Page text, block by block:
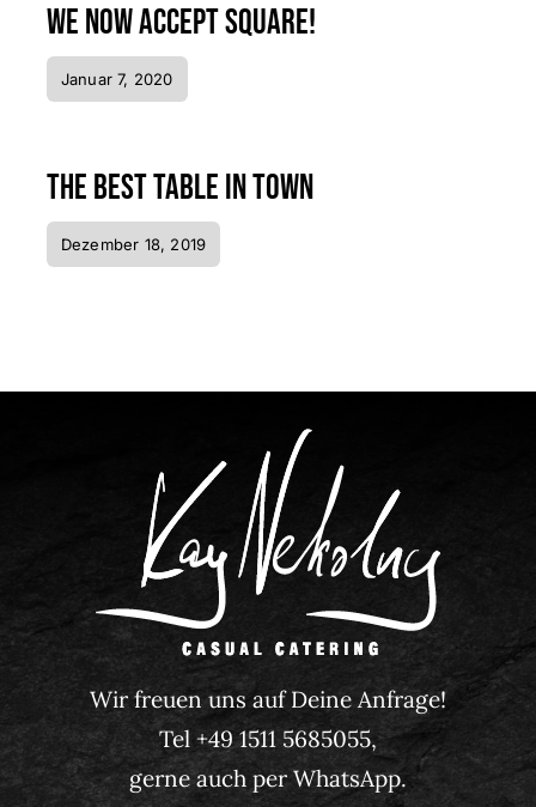
We now accept Square!
Januar 7, 2020
The best table in town
Dezember 18, 2019
Wir freuen uns auf Deine Anfrage!
Tel +49 1511 5685055,
gerne auch per WhatsApp.